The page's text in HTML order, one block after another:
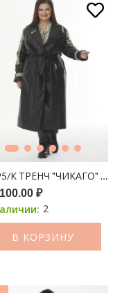
К ТРЕНЧ "ЧИКАГО"
₽
2
В КОРЗИНУ